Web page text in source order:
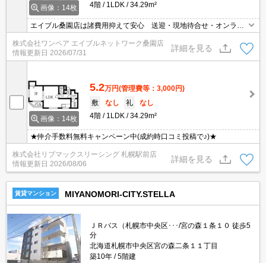
画像：14枚
4階
1LDK 34.29m²
エイブル桑園店は諸費用抑えて安心 送迎・現地待合せ・オンライ
ン対応 個室相談 当店未掲載物件もご紹介
株式会社ワンペア エイブルネットワーク桑園店
情報更新日 2026/07/31
詳細を見る
画像：14枚
5.2万円(管理費等：3,000円)
敷
なし 礼
なし
4階
1LDK 34.29m²
★仲介手数料無料キャンペーン中(成約時口コミ投稿で♪)★
株式会社リブマックスリーシング 札幌駅前店
情報更新日 2026/08/06
詳細を見る
賃貸マンション MIYANOMORI-CITY.STELLA
ＪＲバス（札幌市中央区･･･/宮の森１条１０ 徒歩5
分
北海道札幌市中央区宮の森二条１１丁目
築10年
5階建